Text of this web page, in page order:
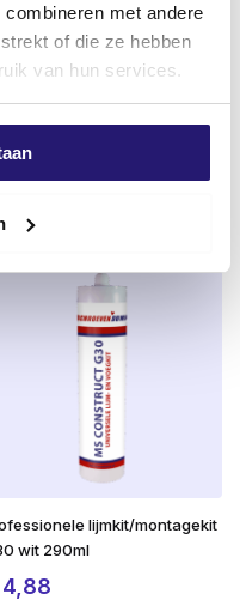
met andere
of die ze hebben
van hun services.
PH-2 25mm
1,99
BTW:€1,64
Op voorraad
lijmkit/montagekit
wit 290ml
4,88